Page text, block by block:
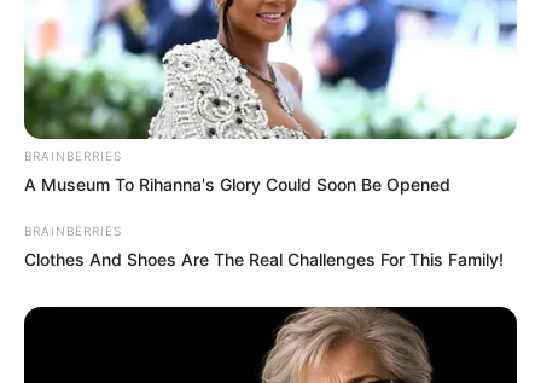
BRAINBERRIES
A Museum To Rihanna's Glory Could Soon Be Opened
BRAINBERRIES
Clothes And Shoes Are The Real Challenges For This Family!